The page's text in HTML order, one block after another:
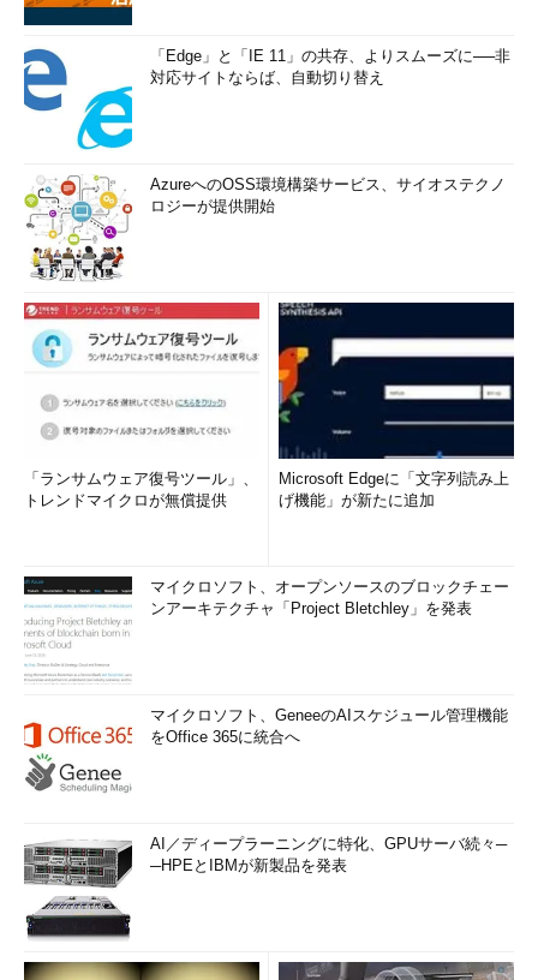
「Edge」と「IE 11」の共存、よりスムーズに──非
対応サイトならば、自動切り替え
AzureへのOSS環境構築サービス、サイオステクノ
ロジーが提供開始
「ランサムウェア復号ツール」、
トレンドマイクロが無償提供
Microsoft Edgeに「文字列読み上
げ機能」が新たに追加
マイクロソフト、オープンソースのブロックチェー
ンアーキテクチャ「Project Bletchley」を発表
マイクロソフト、GeneeのAIスケジュール管理機能
をOffice 365に統合へ
AI／ディープラーニングに特化、GPUサーバ続々─
─HPEとIBMが新製品を発表